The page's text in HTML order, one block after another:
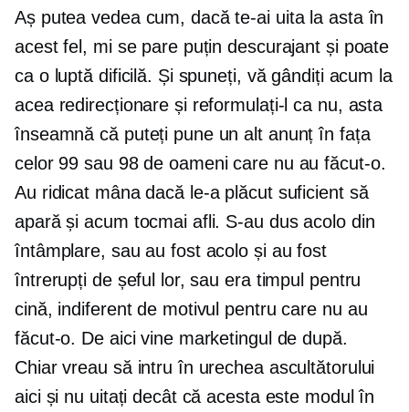
Aș putea vedea cum, dacă te-ai uita la asta în
acest fel, mi se pare puțin descurajant și poate
ca o luptă dificilă. Și spuneți, vă gândiți acum la
acea redirecționare și reformulați-l ca nu, asta
înseamnă că puteți pune un alt anunț în fața
celor 99 sau 98 de oameni care nu au făcut-o.
Au ridicat mâna dacă le-a plăcut suficient să
apară și acum tocmai afli. S-au dus acolo din
întâmplare, sau au fost acolo și au fost
întrerupți de șeful lor, sau era timpul pentru
cină, indiferent de motivul pentru care nu au
făcut-o. De aici vine marketingul de după.
Chiar vreau să intru în urechea ascultătorului
aici și nu uitați decât că acesta este modul în